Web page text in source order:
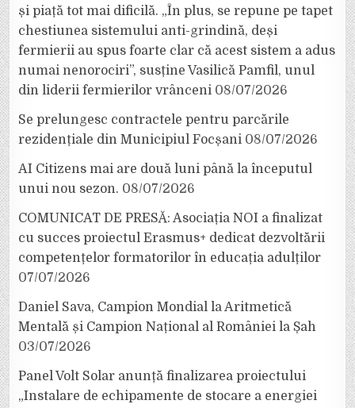
și piață tot mai dificilă. „În plus, se repune pe tapet
chestiunea sistemului anti-grindină, deși
fermierii au spus foarte clar că acest sistem a adus
numai nenorociri”, susține Vasilică Pamfil, unul
din liderii fermierilor vrânceni 08/07/2026
Se prelungesc contractele pentru parcările
rezidențiale din Municipiul Focșani 08/07/2026
AI Citizens mai are două luni până la începutul
unui nou sezon. 08/07/2026
COMUNICAT DE PRESĂ: Asociația NOI a finalizat
cu succes proiectul Erasmus+ dedicat dezvoltării
competențelor formatorilor în educația adulților
07/07/2026
Daniel Sava, Campion Mondial la Aritmetică
Mentală și Campion Național al României la Șah
03/07/2026
Panel Volt Solar anunță finalizarea proiectului
„Instalare de echipamente de stocare a energiei